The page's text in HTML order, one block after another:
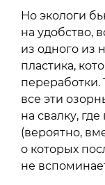
Но экологи
на удобство,
из одного из
пластика,
переработки.
все эти
на свалку,
(вероятно,
о которых
не